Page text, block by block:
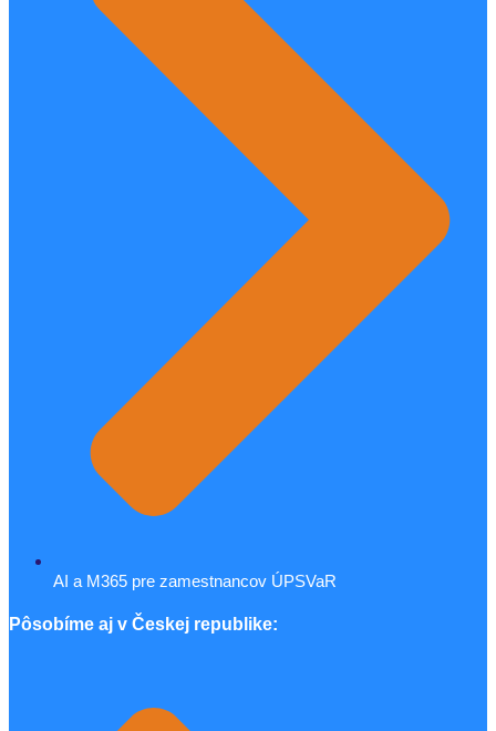
AI a M365 pre zamestnancov ÚPSVaR
Pôsobíme aj v Českej republike: